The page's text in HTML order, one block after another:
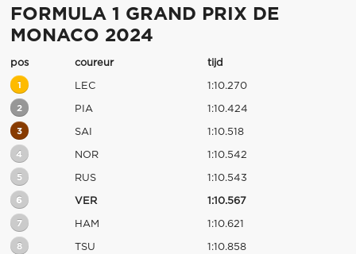
FORMULA 1 GRAND PRIX DE
MONACO 2024
pos coureur tijd
1 LEC 1:10.270
2 PIA 1:10.424
3 SAI 1:10.518
4 NOR 1:10.542
5 RUS 1:10.543
6 VER 1:10.567
7 HAM 1:10.621
8 TSU 1:10.858